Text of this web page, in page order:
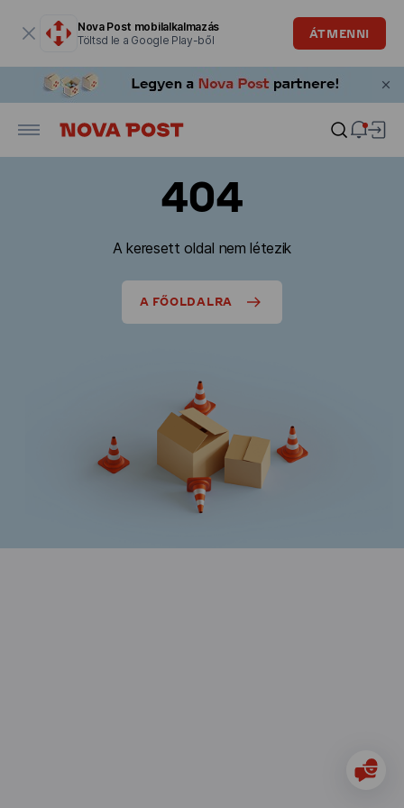
Nova Post mobilalkalmazás
Töltsd le a Google Play-ből
ÁTMENNI
404
A keresett oldal nem létezik
A FŐOLDALRA